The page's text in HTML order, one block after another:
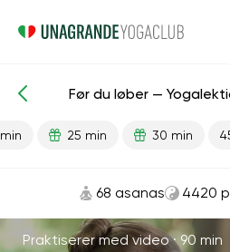
Færdiglavede lektioner Sport
Før du løber —
25 min 30 min
68 asanas 4420
Praktiserer med video · 90 min